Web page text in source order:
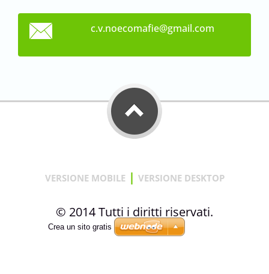
c.v.noecomafie@gmail.com
VERSIONE MOBILE | VERSIONE DESKTOP
© 2014 Tutti i diritti riservati.
Crea un sito gratis